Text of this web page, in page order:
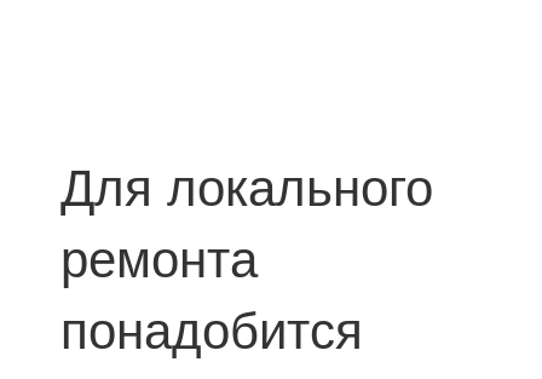
Для локального
ремонта
понадобится